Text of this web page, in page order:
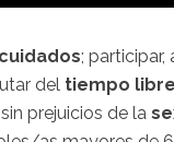
cuidados; participar,
del tiempo libre
prejuicios de la